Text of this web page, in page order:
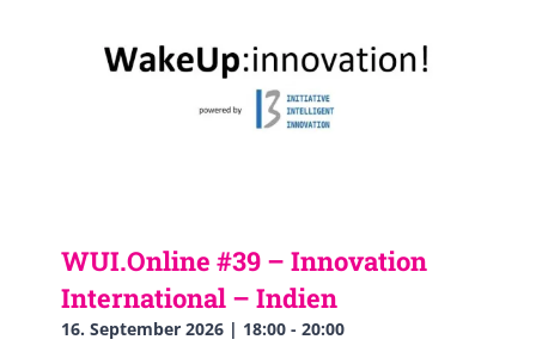
WUI.Online #39 – Innovation
International – Indien
16. September 2026 | 18:00 - 20:00